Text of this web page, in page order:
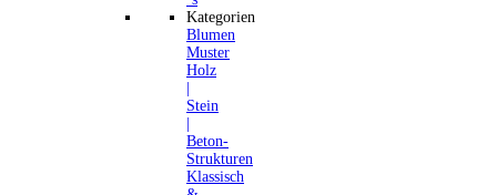
Kategorien
Blumen
Muster
Holz
Stein
Beton-
Strukturen
Klassisch